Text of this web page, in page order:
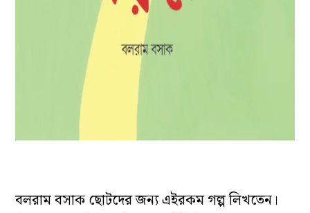
বলরাম বসাক ছোটদের জন্য এইরকম গল্প লিখতেন।